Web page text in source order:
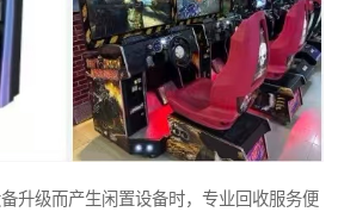
升级而产生闲置设备时，专业回收服务便